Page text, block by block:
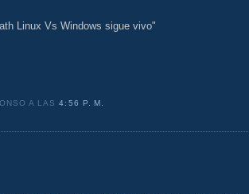
Linux Vs Windows sigue vivo"
A LAS4:56 P. M.